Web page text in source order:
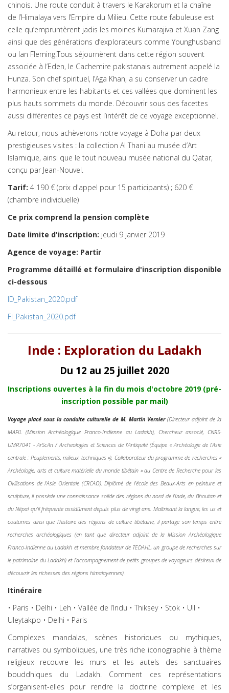
chinois. Une route conduit à travers le Karakorum et la chaîne
de l’Himalaya vers l’Empire du Milieu. Cette route fabuleuse est
celle qu’empruntèrent jadis les moines Kumarajiva et Xuan Zang
ainsi que des générations d’explorateurs comme Younghusband
ou Ian Fleming.Tous séjournèrent dans cette région souvent
associée à l’Eden, le Cachemire pakistanais autrement appelé la
Hunza. Son chef spirituel, l’Aga Khan, a su conserver un cadre
harmonieux entre les habitants et ces vallées que dominent les
plus hauts sommets du monde. Découvrir sous des facettes
aussi différentes ce pays est l’intérêt de ce voyage exceptionnel.
Au retour, nous achèverons notre voyage à Doha par deux
prestigieuses visites : la collection Al Thani au musée d’Art
Islamique, ainsi que le tout nouveau musée national du Qatar,
conçu par Jean-Nouvel.
Tarif: 4 190 € (prix d'appel pour 15 participants) ; 620 €
(chambre individuelle)
Ce prix comprend la pension complète
Date limite d'inscription: jeudi 9 janvier 2019
Agence de voyage: Partir
Programme détaillé et formulaire d'inscription disponible
ci-dessous
ID_Pakistan_2020.pdf
FI_Pakistan_2020.pdf
Inde : Exploration du Ladakh
Du 12 au 25 juillet 2020
Inscriptions ouvertes à la fin du mois d'octobre 2019 (pré-
inscription possible par mail)
Voyage placé sous la conduite culturelle de M. Martin Vernier(Directeur adjoint de la
MAFIL (Mission Archéologique Franco-Indienne au Ladakh), Chercheur associé, CNRS-
UMR7041 - ArScAn / Archeologies et Sciences de l’Antiquité (Équipe « Archéologie de l’Asie
centrale : Peuplements, milieux, techniques »), Collaborateur du programme de recherches «
Archéologie, arts et culture matérielle du monde tibétain » au Centre de Recherche pour les
Civilisations de l’Asie Orientale (CRCAO). Diplômé de l’école des Beaux-Arts en peinture et
sculpture, il possède une connaissance solide des régions du nord de l’Inde, du Bhoutan et
du Népal qu’il fréquente assidûment depuis plus de vingt ans. Maîtrisant la langue, les us et
coutumes ainsi que l’histoire des régions de culture tibétaine, il partage son temps entre
recherches archéologiques (en tant que directeur adjoint de la Mission Archéologique
Franco-Indienne au Ladakh et membre fondateur de TEDAHL, un groupe de recherches sur
le patrimoine du Ladakh) et l’accompagnement de petits groupes de voyageurs désireux de
découvrir les richesses des régions himalayennes).
Itinéraire
• Paris • Delhi • Leh • Vallée de l’Indu • Thiksey • Stok • Ull •
Uleytakpo • Delhi • Paris
Complexes mandalas, scènes historiques ou mythiques,
narratives ou symboliques, une très riche iconographie à thème
religieux recouvre les murs et les autels des sanctuaires
bouddhiques du Ladakh. Comment ces représentations
s’organisent-elles pour rendre la doctrine complexe et les